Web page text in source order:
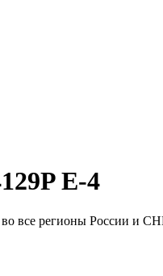
Е-4
все регионы России и